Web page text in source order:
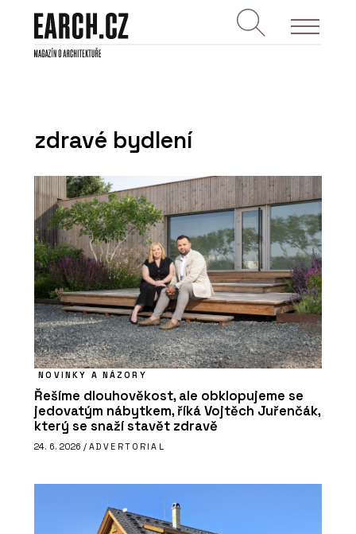
zdravé bydlení
NOVINKY A NÁZORY
Řešíme dlouhověkost, ale obklopujeme se
jedovatým nábytkem, říká Vojtěch Juřenčák,
který se snaží stavět zdravě
24. 6. 2026 / ADVERTORIAL